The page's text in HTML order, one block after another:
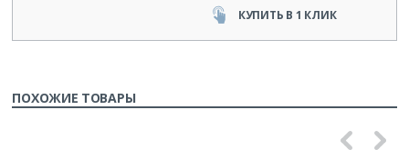
КУПИТЬ В 1 КЛИК
ПОХОЖИЕ ТОВАРЫ